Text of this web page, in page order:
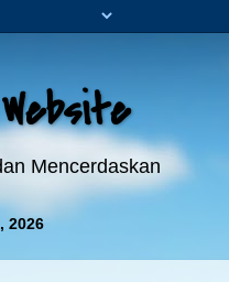
Mencerdaskan
2026